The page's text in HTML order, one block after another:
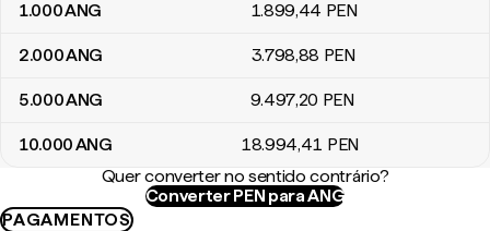
1.000ANG 1.899,44 PEN
2.000ANG 3.798,88 PEN
5.000ANG 9.497,20 PEN
10.000ANG 18.994,41 PEN
Quer converter no sentido contrário?
Converter PEN para ANG
PAGAMENTOS